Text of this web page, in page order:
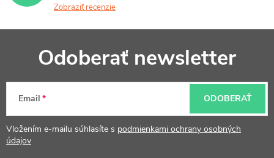
Zobraziť recenzie
p
ä
Odoberať newsletter
Email
Vložením e-mailu súhlasíte s podmienkami ochrany osobných
údajov
ODOBERAŤ